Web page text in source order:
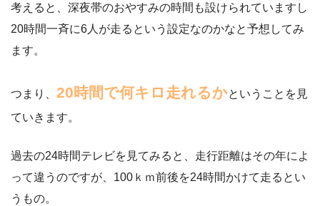
考えると、深夜帯のおやすみの時間も設けられていますし
20時間一斉に6人が走るという設定なのかなと予想してみ
ます。
つまり、 20時間で何キロ走れるかということを見
ていきます。
過去の24時間テレビを見てみると、走行距離はその年によ
って違うのですが、100ｋｍ前後を24時間かけて走るとい
うもの。